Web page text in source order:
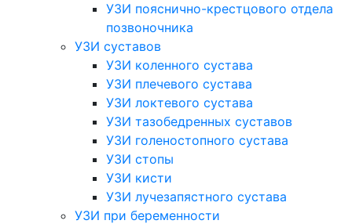
УЗИ пояснично-крестцового отдела
позвоночника
УЗИ суставов
УЗИ коленного сустава
УЗИ плечевого сустава
УЗИ локтевого сустава
УЗИ тазобедренных суставов
УЗИ голеностопного сустава
УЗИ стопы
УЗИ кисти
УЗИ лучезапястного сустава
УЗИ при беременности